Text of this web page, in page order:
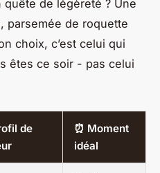
de légèreté ? Une
parsemée de roquette
choix, c’est celui qui
êtes ce soir - pas celui
de
⏰ Moment
idéal